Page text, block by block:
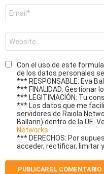
electrónico
*
Con el uso de este
de los datos personales
*** RESPONSABLE: Eva
*** FINALIDAD: Gestionar
*** LEGITIMACIÓN: Tu
*** Los datos que me
servidores de Raiola
Ballarin) dentro de la UE.
Networks
*** DERECHOS: Por
acceder, rectificar, limitar